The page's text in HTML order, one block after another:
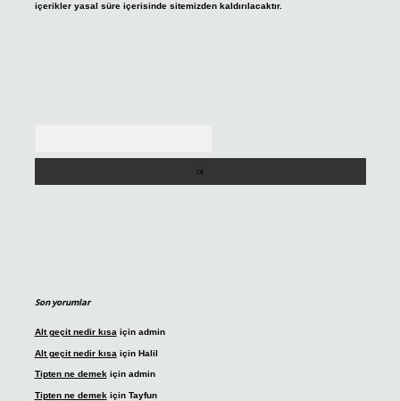
içerikler yasal süre içerisinde sitemizden kaldırılacaktır.
Son yorumlar
Alt geçit nedir kısa için admin
Alt geçit nedir kısa için Halil
Tipten ne demekiçin admin
Tipten ne demek için Tayfun